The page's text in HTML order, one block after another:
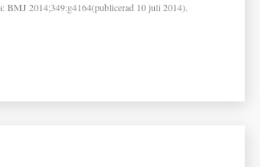
BMJ 2014;349:g4164(publicerad 10 juli 2014).